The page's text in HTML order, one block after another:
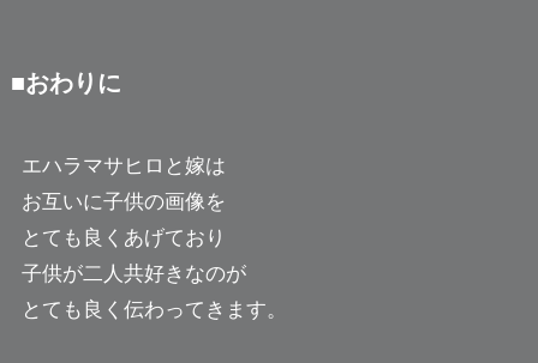
■おわりに
エハラマサヒロと嫁は
お互いに子供の画像を
とても良くあげており
子供が二人共好きなのが
とても良く伝わってきます。